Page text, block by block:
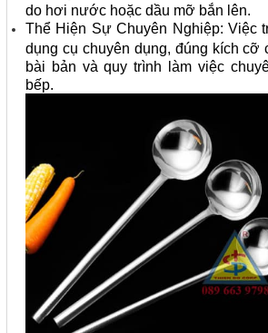
do hơi nước hoặc dầu mỡ bắn lên.
Thể Hiện Sự Chuyên Nghiệp: Việc
dụng cụ chuyên dụng, đúng kích cỡ
bài bản và quy trình làm việc
bếp.